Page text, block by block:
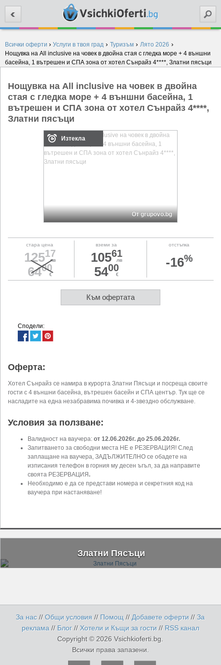
Всички оферти › Услуги в твоя град › Туризъм › Лято 2026 ›
Нощувка на All inclusive на човек в двойна стая с гледка море + 4 външни
басейна, 1 вътрешен и СПА зона от хотел Сънрайз 4****, Златни пясъци
Нощувка на All inclusive на човек в двойна
стая с гледка море + 4 външни басейна, 1
вътрешен и СПА зона от хотел Сънрайз 4****,
Златни пясъци
Изтекла
От grupovo.bg
стара цена
12517
лв
6400
€
вземи за
10561
лв
5400
€
отстъпка
-16%
Към офертата
Сподели:
Оферта:
Хотел Сънрайз се намира в курорта Златни Пясъци и посреща своите
гости с 4 външни басейна, вътрешен басейн и СПА център. Тук ще се
насладите на една незабравима почивка и 4-звездно обслужване.
Условия за ползване:
Валидност на ваучера: от 12.06.2026г. до 25.06.2026г.
Запитването за свободни места НЕ е РЕЗЕРВАЦИЯ! След
заплащане на ваучера, ЗАДЪЛЖИТЕЛНО се обадете на
изписания телефон в горния му десен ъгъл, за да направите
своята РЕЗЕРВАЦИЯ.
Необходимо е да се представи номера и секретния код на
ваучера при настаняване!
Златни Пясъци
За нас //Общи условия // Помощ //Добавете оферти//За
реклама // Блог //Хотели и Къщи за гости // RSS канал
Copyright © 2026 Vsichkioferti.bg.
Всички права запазени.